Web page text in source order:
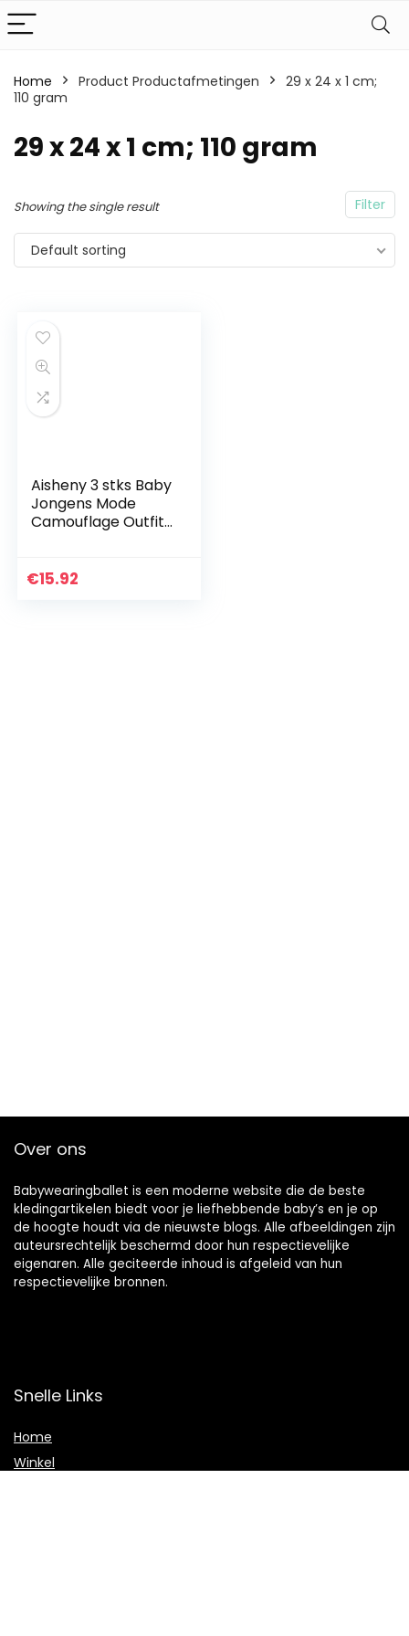
Home Product Productafmetingen
29 x 24 x 1 cm;
110 gram
29 x 24 x 1 cm; 110 gram
Filter
Showing the single result
Default sorting
Aisheny 3 stks Baby
Jongens Mode
Camouflage Outfits
Lange Broek met
€15.92
Over ons
Babywearingballet is een moderne website die de beste
kledingartikelen biedt voor je liefhebbende baby’s en je op
de hoogte houdt via de nieuwste blogs. Alle afbeeldingen zijn
auteursrechtelijk beschermd door hun respectievelijke
eigenaren. Alle geciteerde inhoud is afgeleid van hun
respectievelijke bronnen.
Snelle Links
Home
Winkel